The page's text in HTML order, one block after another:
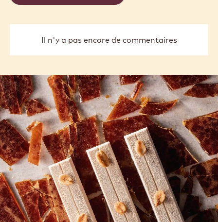
Il n'y a pas encore de commentaires